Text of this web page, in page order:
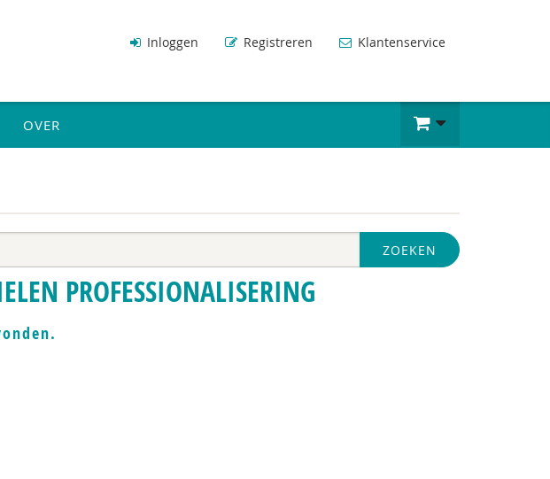
Inloggen Registreren Klantenservice
OVER
ZOEKEN
PROFESSIONALISERING